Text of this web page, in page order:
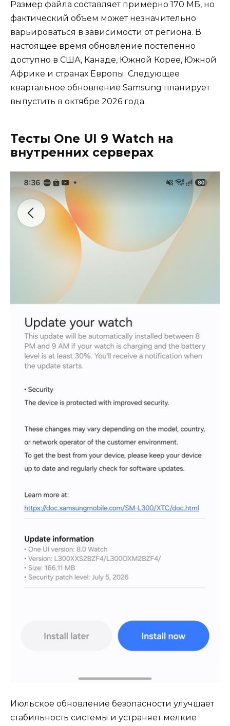
Размер файла составляет примерно 170 МБ, но
фактический объем может незначительно
варьироваться в зависимости от региона. В
настоящее время обновление постепенно
доступно в США, Канаде, Южной Корее, Южной
Африке и странах Европы. Следующее
квартальное обновление Samsung планирует
выпустить в октябре 2026 года.
Тесты One UI 9 Watch на
внутренних серверах
Июльское обновление безопасности улучшает
стабильность системы и устраняет мелкие